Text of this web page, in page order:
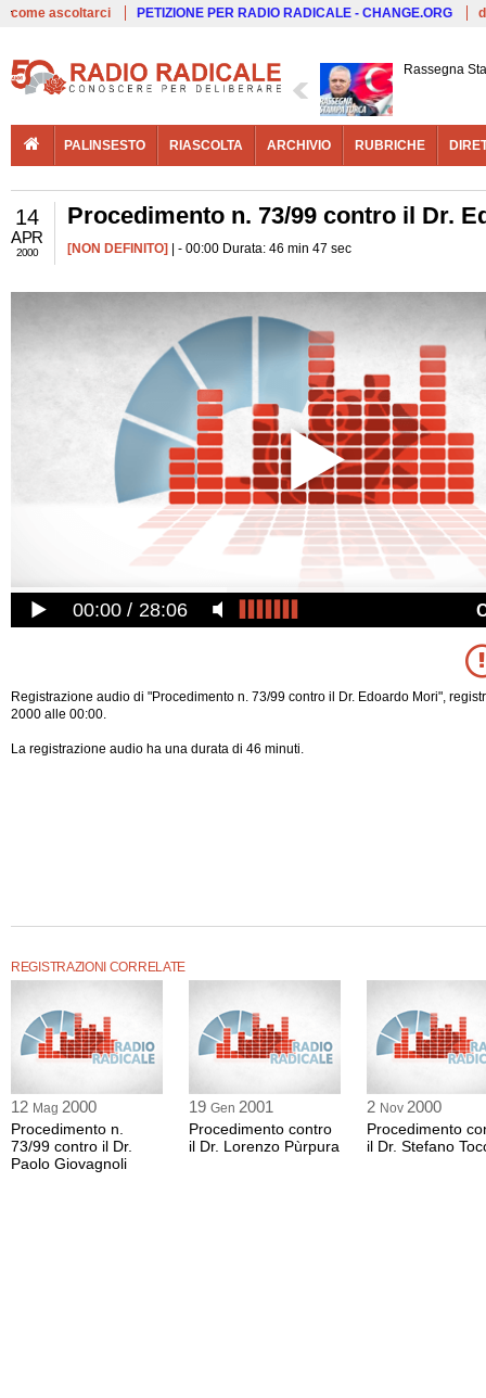
come ascoltarci PETIZIONE PER RADIO RADICALE - CHANGE.ORG
Rassegna
PALINSESTO RIASCOLTA ARCHIVIO RUBRICHE
14
APR
2000
Procedimento n. 73/99 contro il Dr.
[NON DEFINITO] | - 00:00 Durata: 46 min 47 sec
00:00 28:06
Registrazione audio di "Procedimento n. 73/99 contro il Dr. Edoardo Mori",
2000 alle 00:00.
La registrazione audio ha una durata di 46 minuti.
REGISTRAZIONI CORRELATE
12 Mag 2000
Procedimento n.
73/99 contro il Dr.
Paolo Giovagnoli
19 Gen 2001
Procedimento contro
il Dr. Lorenzo Pùrpura
2 Nov 2000
Procedimento
il Dr. Stefano